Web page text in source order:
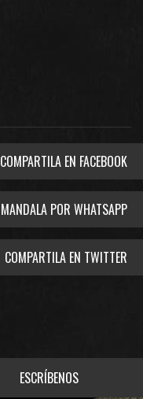
COMPARTILA EN FACEBOOK
MANDALA POR WHATSAPP
COMPARTILA EN TWITTER
ESCRÍBENOS